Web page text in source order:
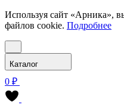
Используя сайт «Арника»,
файлов cookie. Подробнее
Каталог
0 ₽